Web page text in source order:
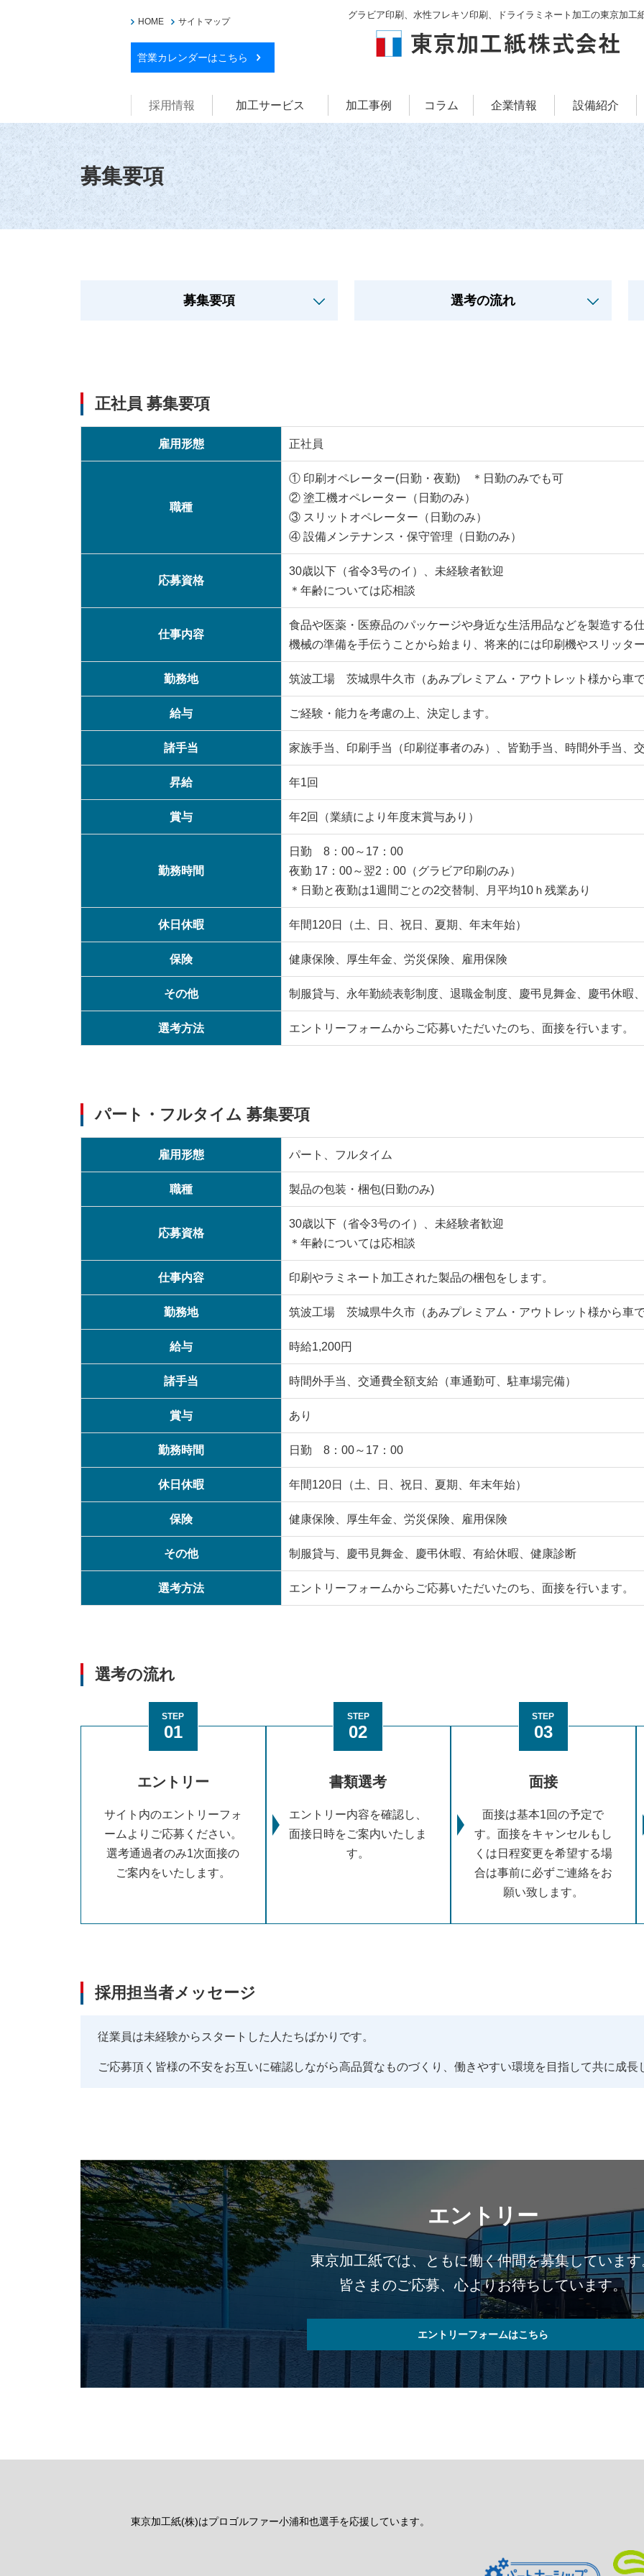
HOME サイトマップ
営業カレンダーはこちら
グラビア印刷、水性フレキソ印刷、ドライラミネート加工の東京加工
採用情報 加工サービス 加工事例 コラム 企業情報 設備紹介
募集要項
募集要項 選考の流れ
正社員 募集要項
雇用形態 正社員
職種
① 印刷オペレーター(日勤・夜勤) ＊日勤のみでも可
② 塗工機オペレーター（日勤のみ）
③ スリットオペレーター（日勤のみ）
④ 設備メンテナンス・保守管理（日勤のみ）
応募資格
30歳以下（省令3号のイ）、未経験者歓迎
＊年齢については応相談
仕事内容
食品や医薬・医療品のパッケージや身近な生活用品などを製造する
機械の準備を手伝うことから始まり、将来的には印刷機やスリッタ
勤務地 筑波工場 茨城県牛久市（あみプレミアム・アウトレット様から車
給与 ご経験・能力を考慮の上、決定します。
諸手当 家族手当、印刷手当（印刷従事者のみ）、皆勤手当、時間外手当、
昇給 年1回
賞与 年2回（業績により年度末賞与あり）
勤務時間
日勤 8：00～17：00
夜勤 17：00～翌2：00（グラビア印刷のみ）
＊日勤と夜勤は1週間ごとの2交替制、月平均10ｈ残業あり
休日休暇 年間120日（土、日、祝日、夏期、年末年始）
保険 健康保険、厚生年金、労災保険、雇用保険
その他 制服貸与、永年勤続表彰制度、退職金制度、慶弔見舞金、慶弔休暇
選考方法 エントリーフォームからご応募いただいたのち、面接を行います。
パート・フルタイム 募集要項
雇用形態 パート、フルタイム
職種 製品の包装・梱包(日勤のみ)
応募資格
30歳以下（省令3号のイ）、未経験者歓迎
＊年齢については応相談
仕事内容 印刷やラミネート加工された製品の梱包をします。
勤務地 筑波工場 茨城県牛久市（あみプレミアム・アウトレット様から車
給与 時給1,200円
諸手当 時間外手当、交通費全額支給（車通勤可、駐車場完備）
賞与 あり
勤務時間 日勤 8：00～17：00
休日休暇 年間120日（土、日、祝日、夏期、年末年始）
保険 健康保険、厚生年金、労災保険、雇用保険
その他 制服貸与、慶弔見舞金、慶弔休暇、有給休暇、健康診断
選考方法 エントリーフォームからご応募いただいたのち、面接を行います。
選考の流れ
STEP
01
エントリー
サイト内のエントリーフォ
ームよりご応募ください。
選考通過者のみ1次面接の
ご案内をいたします。
STEP
02
書類選考
エントリー内容を確認し、
面接日時をご案内いたしま
す。
STEP
03
面接
面接は基本1回の予定で
す。面接をキャンセルもし
くは日程変更を希望する場
合は事前に必ずご連絡をお
願い致します。
採用担当者メッセージ
従業員は未経験からスタートした人たちばかりです。
ご応募頂く皆様の不安をお互いに確認しながら高品質なものづくり、働きやすい環境を目指して共に成長
エントリー
東京加工紙では、ともに働く仲間を募集していま
皆さまのご応募、心よりお待ちしています。
エントリーフォームはこちら
東京加工紙(株)はプロゴルファー小浦和也選手を応援しています。